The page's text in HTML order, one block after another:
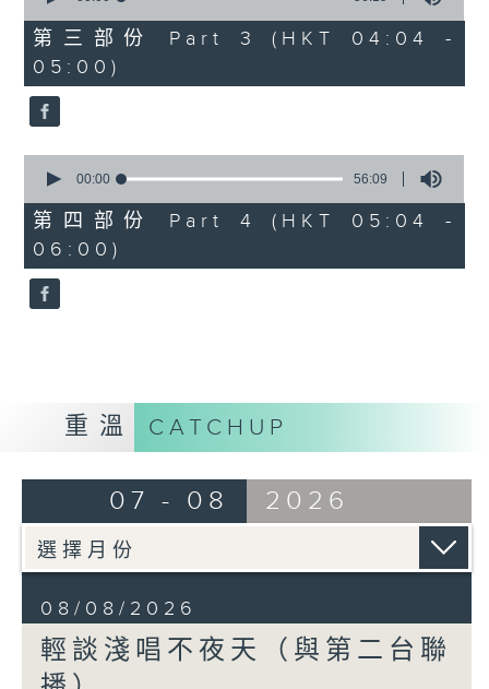
56
minutes,
19
seconds
第三部份 Part 3 (HKT 04:04 -
05:00)
seconds
56
minutes,
9
seconds
00:00 56:09
第四部份 Part 4 (HKT 05:04 -
06:00)
重溫 CATCHUP
07 - 08 2026
08/08/2026
輕談淺唱不夜天（與第二台聯